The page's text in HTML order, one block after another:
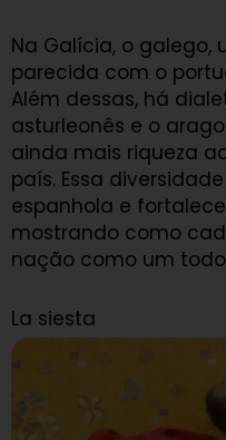
Na Galícia, o
parecida com o
Além dessas, há
asturleonês e o
ainda mais riqueza
país. Essa
espanhola e
mostrando como
nação como um
La siesta